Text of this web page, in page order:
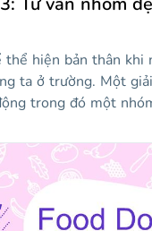
hiện bản thân khi
ta ở trường. Một
trong đó một
dù bạn cần giới
bạn cần một bài
tôi có mẫu phù
tương phản, chẳng